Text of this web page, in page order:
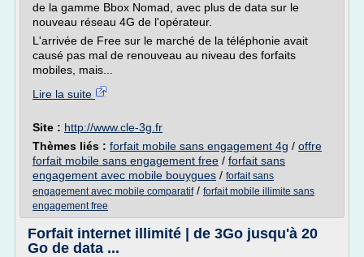
de la gamme Bbox Nomad, avec plus de data sur le
nouveau réseau 4G de l'opérateur.
L'arrivée de Free sur le marché de la téléphonie avait
causé pas mal de renouveau au niveau des forfaits
mobiles, mais...
Lire la suite
Site : http://www.cle-3g.fr
Thèmes liés : forfait mobile sans engagement 4g / offre
forfait mobile sans engagement free / forfait sans
engagement avec mobile bouygues / forfait sans
engagement avec mobile comparatif/ forfait mobile illimite sans
engagement free
Forfait internet illimité | de 3Go jusqu'à 20
Go de data ...